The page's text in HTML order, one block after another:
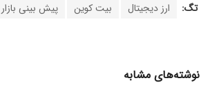
تگ: ارز دیجیتال بیت کوین پیش بینی بازار
نوشته‌های مشابه